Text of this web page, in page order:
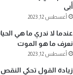
أبى
أغسطس 12, 2023
عندما لا ندري ما هي
نعرف ما هو الموت
أغسطس 12, 2023
زيادة القول تحكي